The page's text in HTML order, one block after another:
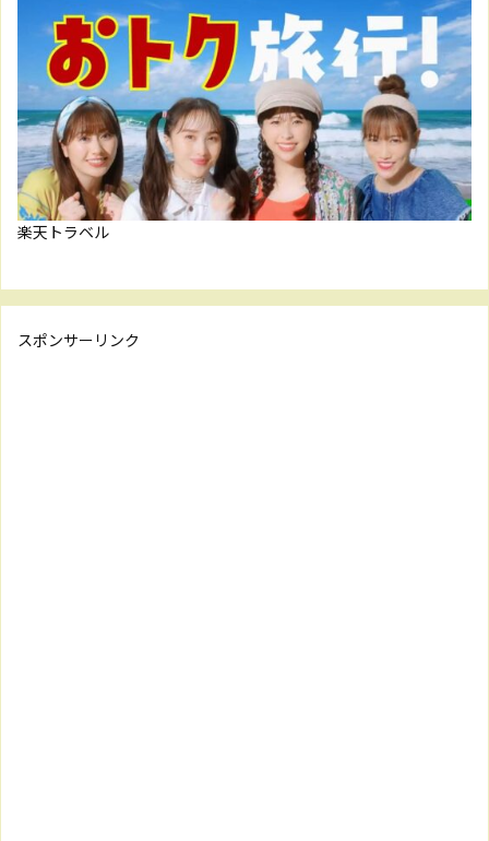
楽天トラベル
スポンサーリンク